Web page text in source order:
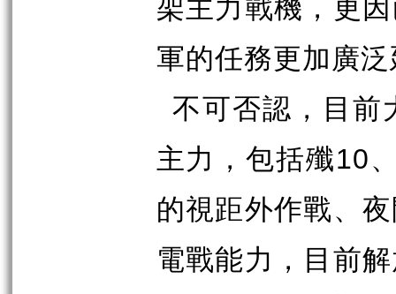
架主力戰機，更
軍的任務更加廣
不可否認，目前
主力，包括殲10
的視距外作戰、
電戰能力，目前